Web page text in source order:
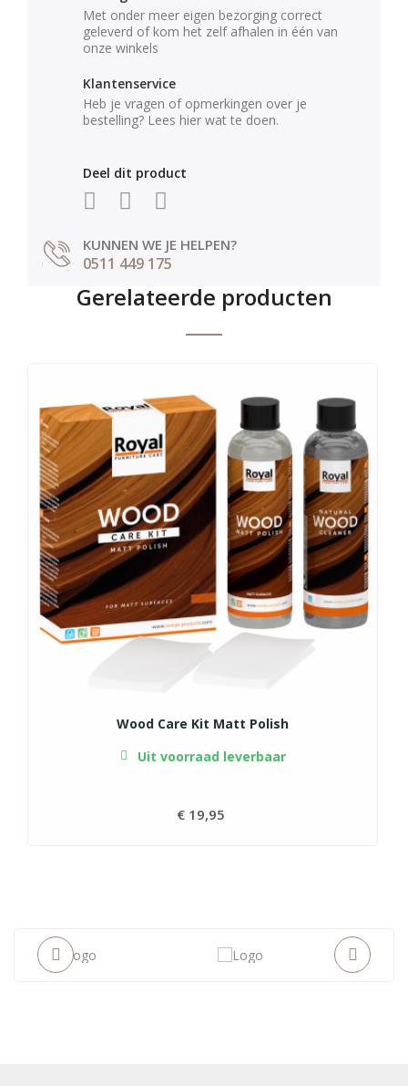
Met onder meer eigen bezorging correct
geleverd of kom het zelf afhalen in één van
onze winkels
Klantenservice
Heb je vragen of opmerkingen over je
bestelling? Lees hier wat te doen.
Deel dit product
KUNNEN WE JE HELPEN?
0511 449 175
Gerelateerde producten
Wood Care Kit Matt Polish
Uit voorraad leverbaar
€ 19,95